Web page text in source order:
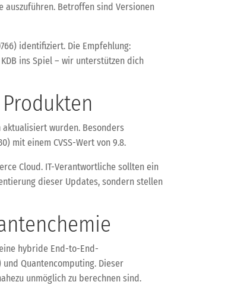
auszuführen. Betroffen sind Versionen
identifiziert. Die Empfehlung:
ins Spiel – wir unterstützen dich
wurden. Besonders
mit einem CVSS-Wert von 9.8.
Cloud. IT-Verantwortliche sollten ein
dieser Updates, sondern stellen
hybride End-to-End-
Quantencomputing. Dieser
unmöglich zu berechnen sind.